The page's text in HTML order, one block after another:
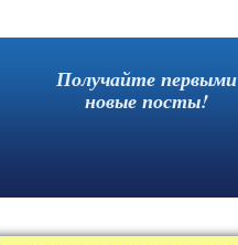
Получайте первыми
новые посты!